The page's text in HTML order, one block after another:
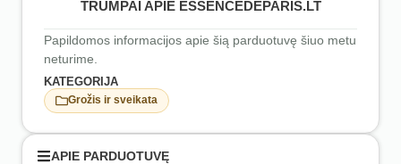
TRUMPAI APIE ESSENCEDEPARIS.LT
Papildomos informacijos apie šią parduotuvę šiuo metu
neturime.
KATEGORIJA
Grožis ir sveikata
APIE PARDUOTUVĘ